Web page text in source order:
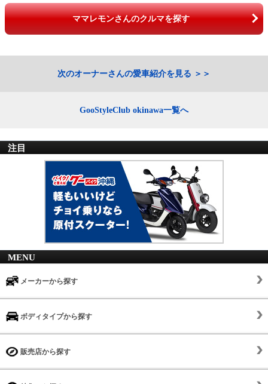
ママレモンさんのクルマを探す
次のオーナーさんの愛車紹介を見る
GooStyleClub okinawa一覧へ
注目
MENU
メーカーから探す
ボディタイプから探す
販売店から探す